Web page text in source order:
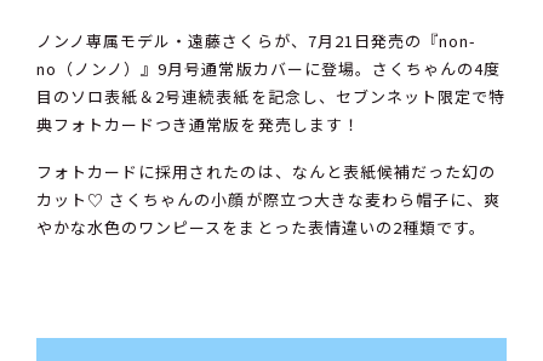
ノンノ専属モデル・遠藤さくらが、7月21日発売の『non-
no（ノンノ）』9月号通常版カバーに登場。さくちゃんの4度
目のソロ表紙＆2号連続表紙を記念し、セブンネット限定で特
典フォトカードつき通常版を発売します！
フォトカードに採用されたのは、なんと表紙候補だった幻の
カット♡ さくちゃんの小顔が際立つ大きな麦わら帽子に、爽
やかな水色のワンピースをまとった表情違いの2種類です。